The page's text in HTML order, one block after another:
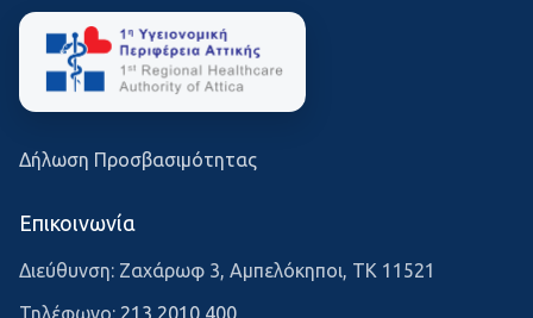
Δήλωση Προσβασιμότητας
Επικοινωνία
Διεύθυνση: Ζαχάρωφ 3, Αμπελόκηποι, ΤΚ 11521
Τηλέφωνο: 213 2010 400